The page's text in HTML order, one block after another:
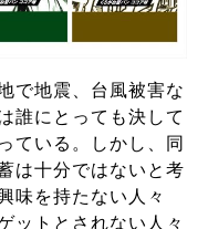
で地震、台風被害な
誰にとっても決して
ている。しかし、同
は十分ではないと考
味を持たない人々
ットとされない人々